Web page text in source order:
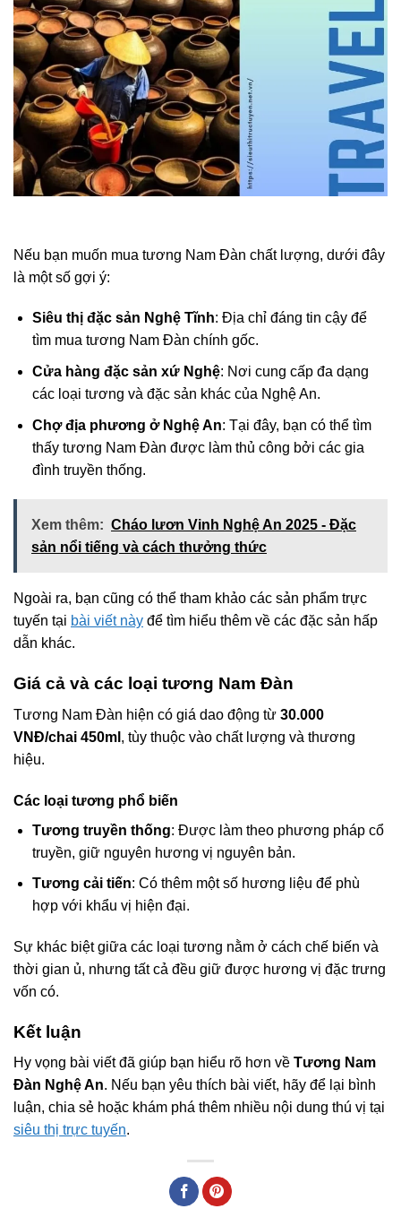
Nếu bạn muốn mua tương Nam Đàn chất lượng, dưới đây
là một số gợi ý:
Siêu thị đặc sản Nghệ Tĩnh: Địa chỉ đáng tin cậy để
tìm mua tương Nam Đàn chính gốc.
Cửa hàng đặc sản xứ Nghệ: Nơi cung cấp đa dạng
các loại tương và đặc sản khác của Nghệ An.
Chợ địa phương ở Nghệ An: Tại đây, bạn có thể tìm
thấy tương Nam Đàn được làm thủ công bởi các gia
đình truyền thống.
Xem thêm: Cháo lươn Vinh Nghệ An 2025 - Đặc
sản nổi tiếng và cách thưởng thức
Ngoài ra, bạn cũng có thể tham khảo các sản phẩm trực
tuyến tại bài viết này để tìm hiểu thêm về các đặc sản hấp
dẫn khác.
Giá cả và các loại tương Nam Đàn
Tương Nam Đàn hiện có giá dao động từ 30.000
VNĐ/chai 450ml , tùy thuộc vào chất lượng và thương
hiệu.
Các loại tương phổ biến
Tương truyền thống: Được làm theo phương pháp cổ
truyền, giữ nguyên hương vị nguyên bản.
Tương cải tiến: Có thêm một số hương liệu để phù
hợp với khẩu vị hiện đại.
Sự khác biệt giữa các loại tương nằm ở cách chế biến và
thời gian ủ, nhưng tất cả đều giữ được hương vị đặc trưng
vốn có.
Kết luận
Hy vọng bài viết đã giúp bạn hiểu rõ hơn về Tương Nam
Đàn Nghệ An. Nếu bạn yêu thích bài viết, hãy để lại bình
luận, chia sẻ hoặc khám phá thêm nhiều nội dung thú vị tại
siêu thị trực tuyến.